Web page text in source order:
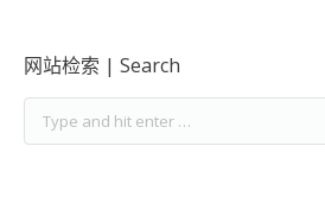
网站检索 | Search